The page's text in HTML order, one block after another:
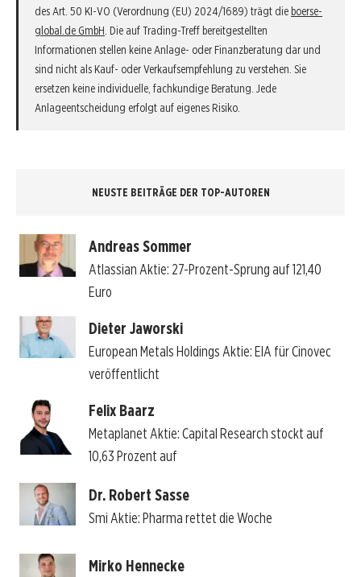
des Art. 50 KI-VO (Verordnung (EU) 2024/1689) trägt die boerse-
global.de GmbH . Die auf Trading-Treff bereitgestellten
Informationen stellen keine Anlage- oder Finanzberatung dar und
sind nicht als Kauf- oder Verkaufsempfehlung zu verstehen. Sie
ersetzen keine individuelle, fachkundige Beratung. Jede
Anlageentscheidung erfolgt auf eigenes Risiko.
NEUSTE BEITRÄGE DER TOP-AUTOREN
Andreas Sommer
Atlassian Aktie: 27-Prozent-Sprung auf 121,40
Euro
Dieter Jaworski
European Metals Holdings Aktie: EIA für Cinovec
veröffentlicht
Felix Baarz
Metaplanet Aktie: Capital Research stockt auf
10,63 Prozent auf
Dr. Robert Sasse
Smi Aktie: Pharma rettet die Woche
Mirko Hennecke